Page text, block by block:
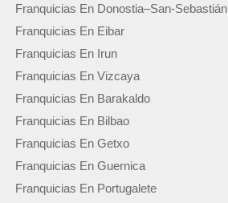
Franquicias En Donostia–San-Sebastián
Franquicias En Eibar
Franquicias En Irun
Franquicias En Vizcaya
Franquicias En Barakaldo
Franquicias En Bilbao
Franquicias En Getxo
Franquicias En Guernica
Franquicias En Portugalete